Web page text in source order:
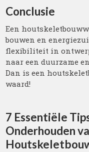
Conclusie
Een
bouwen en
flexibiliteit in
naar een duurzame
Dan is een
waard!
7 Essentiële
Onderhouden